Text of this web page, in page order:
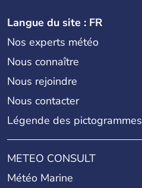
Langue du site : FR
Nos experts météo
Nous connaître
Nous rejoindre
Nous contacter
Légende des pictogrammes
METEO CONSULT
Météo Marine